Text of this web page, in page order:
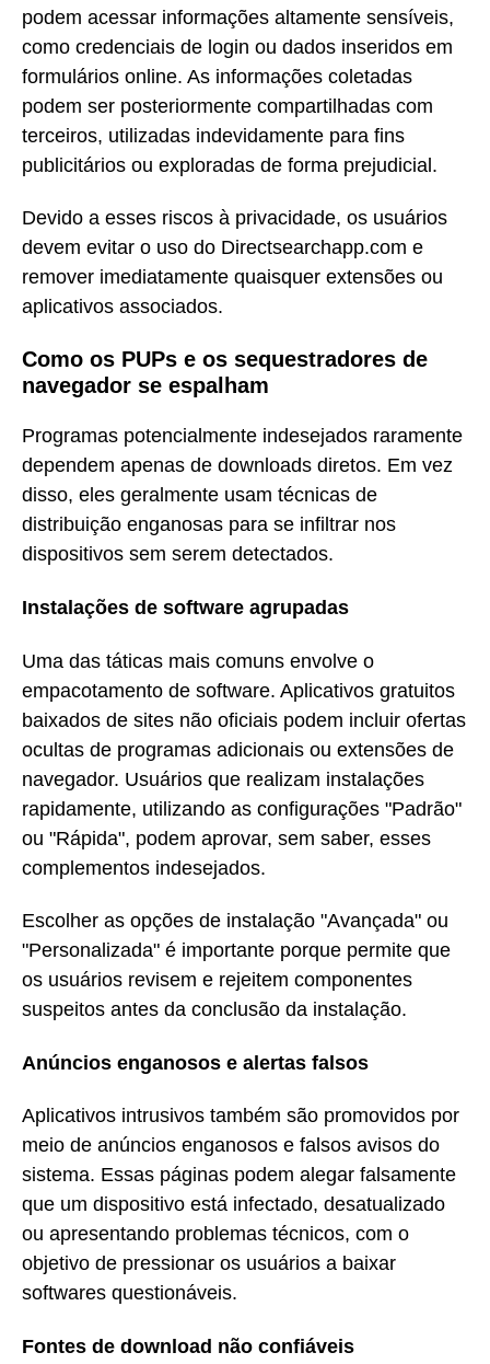
podem acessar informações altamente sensíveis,
como credenciais de login ou dados inseridos em
formulários online. As informações coletadas
podem ser posteriormente compartilhadas com
terceiros, utilizadas indevidamente para fins
publicitários ou exploradas de forma prejudicial.
Devido a esses riscos à privacidade, os usuários
devem evitar o uso do Directsearchapp.com e
remover imediatamente quaisquer extensões ou
aplicativos associados.
Como os PUPs e os sequestradores de
navegador se espalham
Programas potencialmente indesejados raramente
dependem apenas de downloads diretos. Em vez
disso, eles geralmente usam técnicas de
distribuição enganosas para se infiltrar nos
dispositivos sem serem detectados.
Instalações de software agrupadas
Uma das táticas mais comuns envolve o
empacotamento de software. Aplicativos gratuitos
baixados de sites não oficiais podem incluir ofertas
ocultas de programas adicionais ou extensões de
navegador. Usuários que realizam instalações
rapidamente, utilizando as configurações "Padrão"
ou "Rápida", podem aprovar, sem saber, esses
complementos indesejados.
Escolher as opções de instalação "Avançada" ou
"Personalizada" é importante porque permite que
os usuários revisem e rejeitem componentes
suspeitos antes da conclusão da instalação.
Anúncios enganosos e alertas falsos
Aplicativos intrusivos também são promovidos por
meio de anúncios enganosos e falsos avisos do
sistema. Essas páginas podem alegar falsamente
que um dispositivo está infectado, desatualizado
ou apresentando problemas técnicos, com o
objetivo de pressionar os usuários a baixar
softwares questionáveis.
Fontes de download não confiáveis